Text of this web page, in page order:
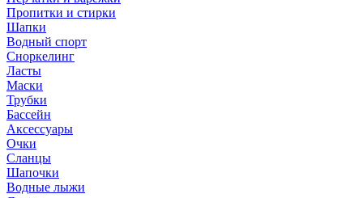
Пропитки и стирки
Шапки
Водный спорт
Сноркелинг
Ласты
Маски
Трубки
Бассейн
Аксессуары
Очки
Сланцы
Шапочки
Водные лыжи